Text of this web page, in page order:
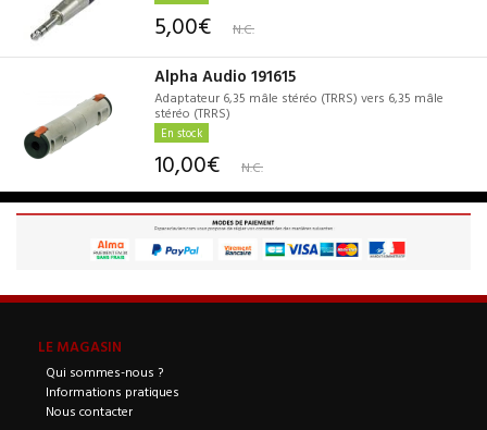
5,00€ N.C.
Alpha Audio 191615
Adaptateur 6,35 mâle stéréo (TRRS) vers 6,35 mâle
stéréo (TRRS)
En stock
10,00€ N.C.
LE MAGASIN
Qui sommes-nous ?
Informations pratiques
Nous contacter